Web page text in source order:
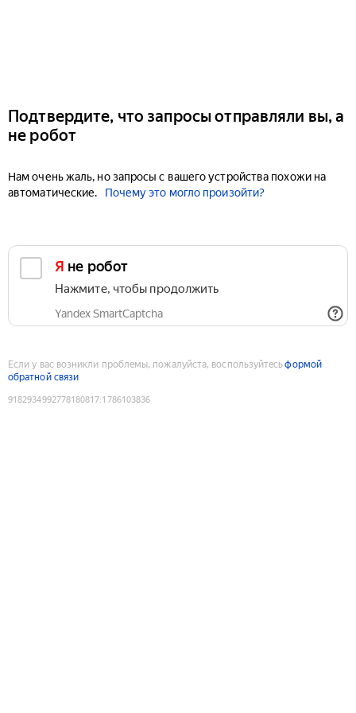
Подтвердите, что запросы отправляли вы, а
не робот
Нам очень жаль, но запросы с вашего устройства похожи на
автоматические.
Почему это могло произойти?
Я не робот
Нажмите, чтобы продолжить
Yandex SmartCaptcha
Если у вас возникли проблемы, пожалуйста, воспользуйтесьформой
обратной связи
9182934992778180817:1786103836